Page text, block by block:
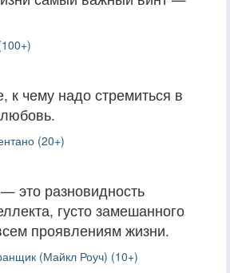
к чему надо стремиться в
(20+)
это разновидность
густо замешанного
проявлениям жизни.
(Майкл Роуч) (10+)